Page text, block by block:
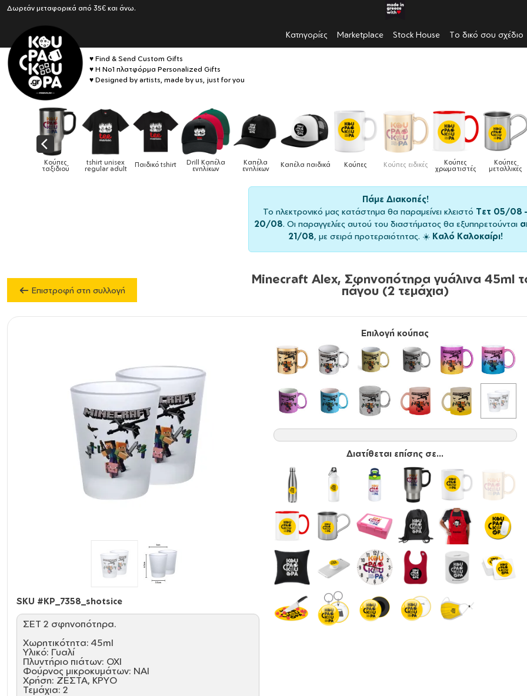
Δωρεάν μεταφορικά από 35€ και άνω.
Κατηγορίες Marketplace Stock House Το δικό σου σχέδιο
♥ Find & Send Custom Gifts
♥ Η No1 πλατφόρμα Personalized Gifts
♥ Designed by artists, made by us, just for you
Drill Καπέλα
ενηλίκων
Καπέλα
ενηλίκων Καπέλα παιδικά Κούπες Κούπες ειδικές Κούπες
χρωματιστές
Κούπες
μεταλλικές
Δοχεία
φαγητού Τσάντες Ποδιές
Πάμε Διακοπές!
Το ηλεκτρονικό μας κατάστημα θα παραμείνει κλειστό Τετ 05/08
20/08. Οι παραγγελίες αυτού του διαστήματος θα εξυπηρετούνται
21/08, με σειρά προτεραιότητας. ☀️ Καλό Καλοκαίρι!
Επιστροφή στη συλλογή
Minecraft Alex, Σφηνοπότηρα γυάλινα 45ml
πάγου (2 τεμάχια)
SKU #KP_7358_shotsice
ΣΕΤ 2 σφηνοπότηρα.
Χωρητικότητα: 45ml
Υλικό: Γυαλί
Πλυντήριο πιάτων: ΟΧΙ
Φούρνος μικροκυμάτων: ΝΑΙ
Χρήση: ΖΕΣΤΑ, ΚΡΥΟ
Τεμάχια: 2
Επιλογή κούπας
Διατίθεται επίσης σε...